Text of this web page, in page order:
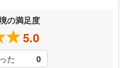
の満足度
5.0
た 0